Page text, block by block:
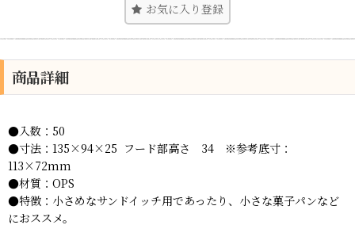
お気に入り登録
商品詳細
●入数：50
●寸法：135×94×25 フード部高さ 34 ※参考底寸：
113×72mm
●材質：OPS
●特徴：小さめなサンドイッチ用であったり、小さな菓子パンなど
におススメ。